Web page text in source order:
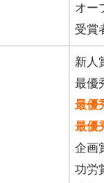
オー
受賞
新人
最優
最優
最優
企画
功労